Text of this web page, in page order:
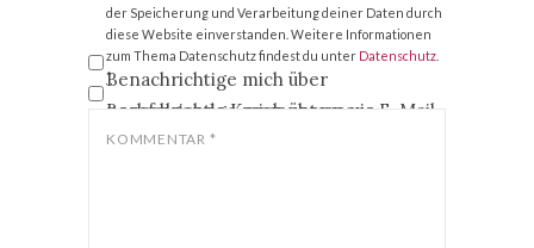
der Speicherung und Verarbeitung deiner Daten durch
diese Website einverstanden. Weitere Informationen
zum Thema Datenschutz findest du unter Datenschutz
*
Benachrichtige mich über
nachfolgende Kommentare via E-Mail.
Benachrichtige mich über neue
Beiträge via E-Mail.
KOMMENTAR *